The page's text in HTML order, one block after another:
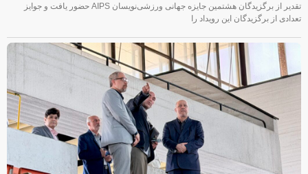
تقدیر از برگزیدگان هشتمین جایزه جهانی ورزشی‌نویسان AIPS حضور یافت و جوایز
تعدادی از برگزیدگان این رویداد را